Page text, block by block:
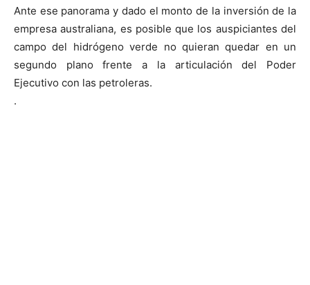
Ante ese panorama y dado el monto de la inversión de la
empresa australiana, es posible que los auspiciantes del
campo del hidrógeno verde no quieran quedar en un
segundo plano frente a la articulación del Poder
Ejecutivo con las petroleras.
.